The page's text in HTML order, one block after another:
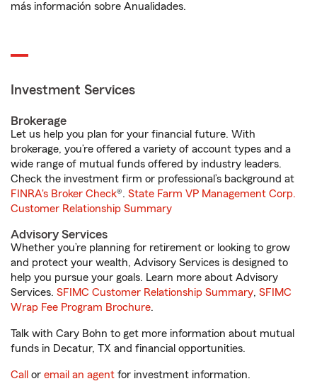
más información sobre Anualidades.
Investment Services
Brokerage
Let us help you plan for your financial future. With
brokerage, you’re offered a variety of account types and a
wide range of mutual funds offered by industry leaders.
Check the investment firm or professional’s background at
FINRA's Broker Check®. State Farm VP Management Corp.
Customer Relationship Summary
Advisory Services
Whether you’re planning for retirement or looking to grow
and protect your wealth, Advisory Services is designed to
help you pursue your goals. Learn more about Advisory
Services. SFIMC Customer Relationship Summary, SFIMC
Wrap Fee Program Brochure.
Talk with Cary Bohn to get more information about mutual
funds in Decatur, TX and financial opportunities.
Call or email an agent for investment information.